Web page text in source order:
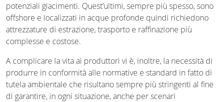
potenziali giacimenti. Quest’ultimi, sempre più spesso, sono
offshore e localizzati in acque profonde quindi richiedono
attrezzature di estrazione, trasporto e raffinazione più
complesse e costose.
A complicare la vita ai produttori vi è, inoltre, la necessità di
produrre in conformità alle normative e standard in fatto di
tutela ambientale che risultano sempre più stringenti al fine
di garantire, in ogni situazione, anche per scenari